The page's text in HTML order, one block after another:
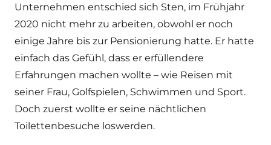
Unternehmen entschied sich Sten, im Frühjahr
2020 nicht mehr zu arbeiten, obwohl er noch
einige Jahre bis zur Pensionierung hatte. Er hatte
einfach das Gefühl, dass er erfüllendere
Erfahrungen machen wollte – wie Reisen mit
seiner Frau, Golfspielen, Schwimmen und Sport.
Doch zuerst wollte er seine nächtlichen
Toilettenbesuche loswerden.